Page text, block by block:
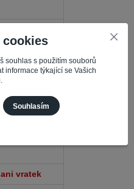
vratek
cookies
souhlas s použitím souborů
informace týkající se Vašich
Souhlasím